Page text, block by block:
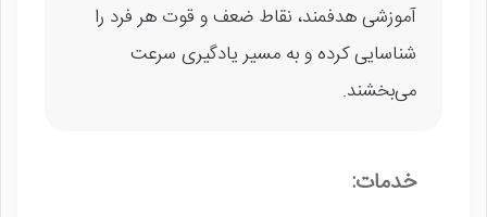
آموزشی هدفمند، نقاط ضعف و قوت هر فرد را
شناسایی کرده و به مسیر یادگیری سرعت
می‌بخشند.
خدمات: